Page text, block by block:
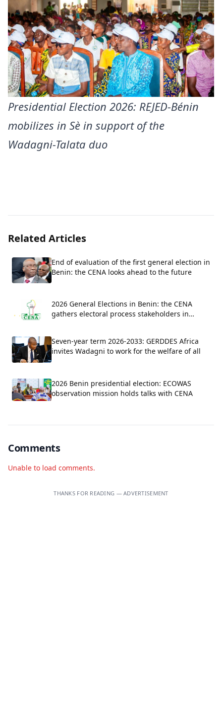
Presidential Election 2026: REJED-Bénin
mobilizes in Sè in support of the
Wadagni-Talata duo
Related Articles
End of evaluation of the first general election in
Benin: the CENA looks ahead to the future
2026 General Elections in Benin: the CENA
gathers electoral process stakeholders in
Seven-year term 2026-2033: GERDDES Africa
invites Wadagni to work for the welfare of all
2026 Benin presidential election: ECOWAS
observation mission holds talks with CENA
Comments
Unable to load comments.
THANKS FOR READING — ADVERTISEMENT